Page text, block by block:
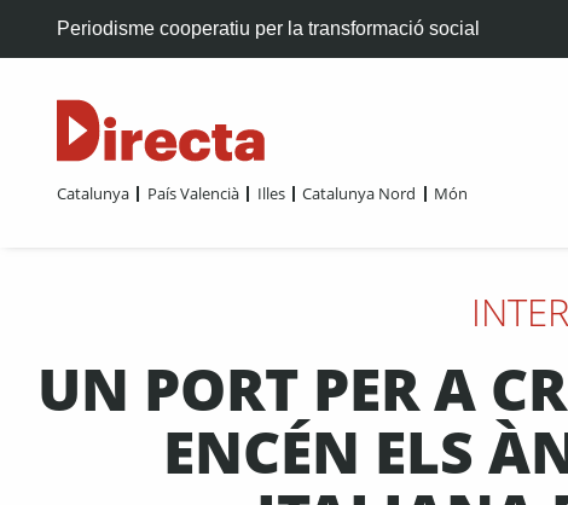
Periodisme cooperatiu per la transformació social
Catalunya País Valencià Illes Catalunya Nord Món
UN PORT PER A
ENCÉN ELS